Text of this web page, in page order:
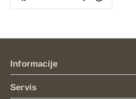
Informacije
Servis